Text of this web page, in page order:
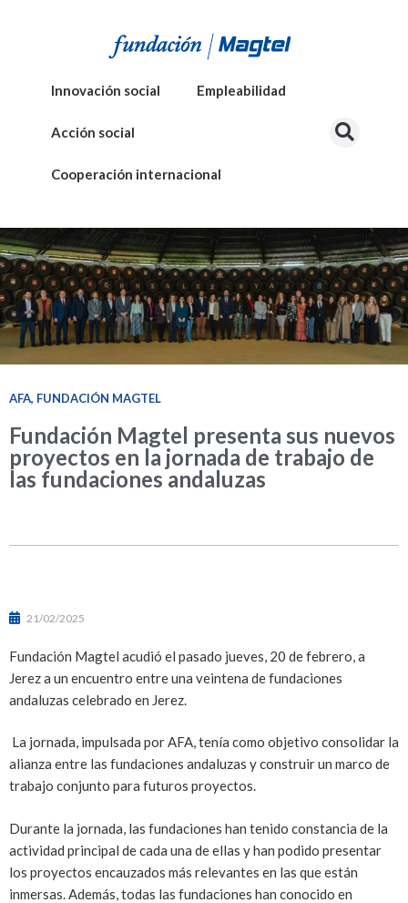
Innovación social Empleabilidad
Acción social
Cooperación internacional
AFA, FUNDACIÓN MAGTEL
Fundación Magtel presenta sus nuevos
proyectos en la jornada de trabajo de
las fundaciones andaluzas
21/02/2025
Fundación Magtel acudió el pasado jueves, 20 de febrero, a
Jerez a un encuentro entre una veintena de fundaciones
andaluzas celebrado en Jerez.
La jornada, impulsada por AFA, tenía como objetivo consolidar la
alianza entre las fundaciones andaluzas y construir un marco de
trabajo conjunto para futuros proyectos.
Durante la jornada, las fundaciones han tenido constancia de la
actividad principal de cada una de ellas y han podido presentar
los proyectos encauzados más relevantes en las que están
inmersas. Además, todas las fundaciones han conocido en